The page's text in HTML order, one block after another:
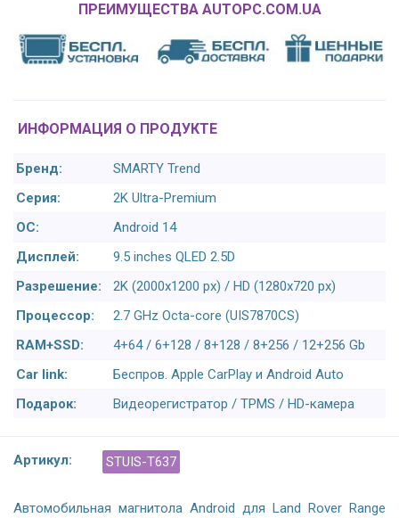
ПРЕИМУЩЕСТВА AUTOPC.COM.UA
ИНФОРМАЦИЯ О ПРОДУКТЕ
Бренд:
SMARTY Trend
Серия:
2K Ultra-Premium
ОС:
Android 14
Дисплей:
9.5 inches QLED 2.5D
Разрешение:
2K (2000x1200 px) / HD (1280x720 px)
Процессор:
2.7 GHz Octa-core (UIS7870CS)
RAM+SSD:
4+64 / 6+128 / 8+128 / 8+256 / 12+256 Gb
Car link:
Беспров. Apple CarPlay и Android Auto
Подарок:
Видеорегистратор / TPMS / HD-камера
Артикул: STUIS-T637
Автомобильная магнитола Android для Land Rover Range